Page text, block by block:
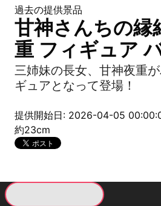
過去の提供景品
甘神さんちの縁
重 フィギュア
三姉妹の長女、甘神夜重
ギュアとなって登場！
提供開始日: 2026-04-05
約23cm